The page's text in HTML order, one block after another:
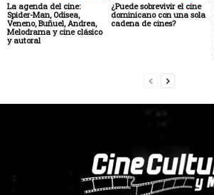
La agenda del cine:
Spider-Man, Odisea,
Veneno, Buñuel, Andrea,
Melodrama y cine clásico
y autoral
¿Puede sobrevivir el cine
dominicano con una sola
cadena de cines?